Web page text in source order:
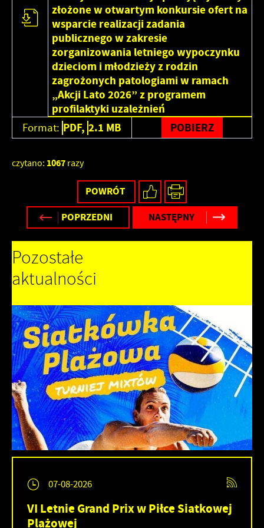
złożone w otwartym konkursie ofert na
wsparcie realizacji zadania
publicznego w zakresie
zorganizowania letniego wypoczynku
dzieciom i młodzieży z rodzin
zagrożonych patologiami w ramach
„Akcji Lato 2026” z programem
profilaktyki uzależnień
Format: PDF, 2.1 MB POBIERZ
czytano: 1067 razy
POWRÓT
POPRZEDNI
NASTĘPNY
Pozostałe
aktualności
07-08-2026
VI Letnie Grand Prix w Piłce Siatkowej
Plażowej
upodobań oraz Twoich zwyczajów dotyczących
przeglądanej witryny internetowej. Treści promocyjne
mogą pojawić się na stronach podmiotów trzecich lub firm
będących naszymi partnerami oraz innych dostawców
usług. Firmy te działają w charakterze pośredników
prezentujących nasze treści w postaci wiadomości, ofert,
komunikatów mediów społecznościowych.